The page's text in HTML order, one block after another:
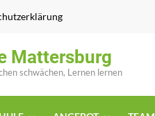
Mattersburg
schwächen, Lernen lernen